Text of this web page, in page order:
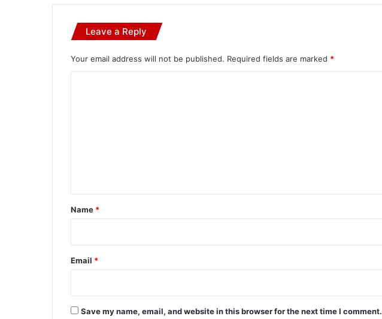
Leave a Reply
Your email address will not be published. Required fields are marked *
*
Name *
Email *
Save my name, email, and website in this browser for the next time I comment.